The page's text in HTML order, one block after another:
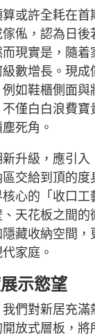
或許全耗在首
俬，認為日後
現實是，隨着
數增長。現成
如鞋櫃側面與
僅白白浪費寶
死角。
升級，應引入
交給到頂的度
心的「收口
天花板之間的
藏收納空間，
家庭。
示慾望
們對新居充滿
放式層板，